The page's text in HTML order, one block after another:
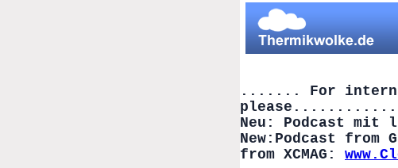
....... For
Neu: Podcast mit
New:Podcast
from XCMAG: